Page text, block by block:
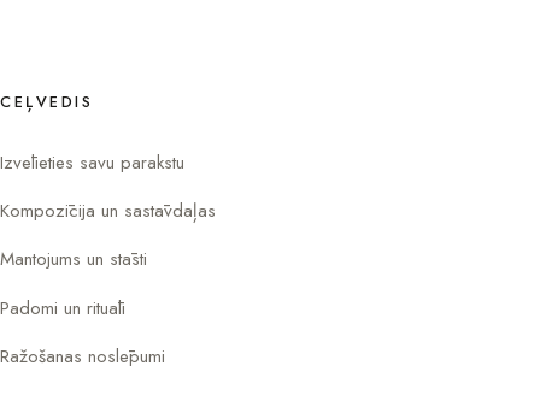
CEĻVEDIS
Izvēlieties savu parakstu
Kompozīcija un sastāvdaļas
Mantojums un stāsti
Padomi un rituāli
Ražošanas noslēpumi